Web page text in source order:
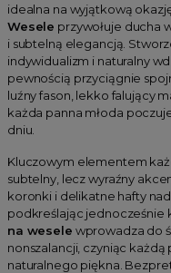
idealna na wyjątkową
Wesele przywołuje ducha
i subtelną elegancją.
indywidualizm i naturalny
pewnością przyciągnie
luźny fason, lekko falujący
każda panna młoda
dniu.
Kluczowym elementem
subtelny, lecz wyraźny
koronki i delikatne hafty
podkreślając jednocześnie
na wesele wprowadza do
nonszalancji, czyniąc każdą
naturalnego piękna.